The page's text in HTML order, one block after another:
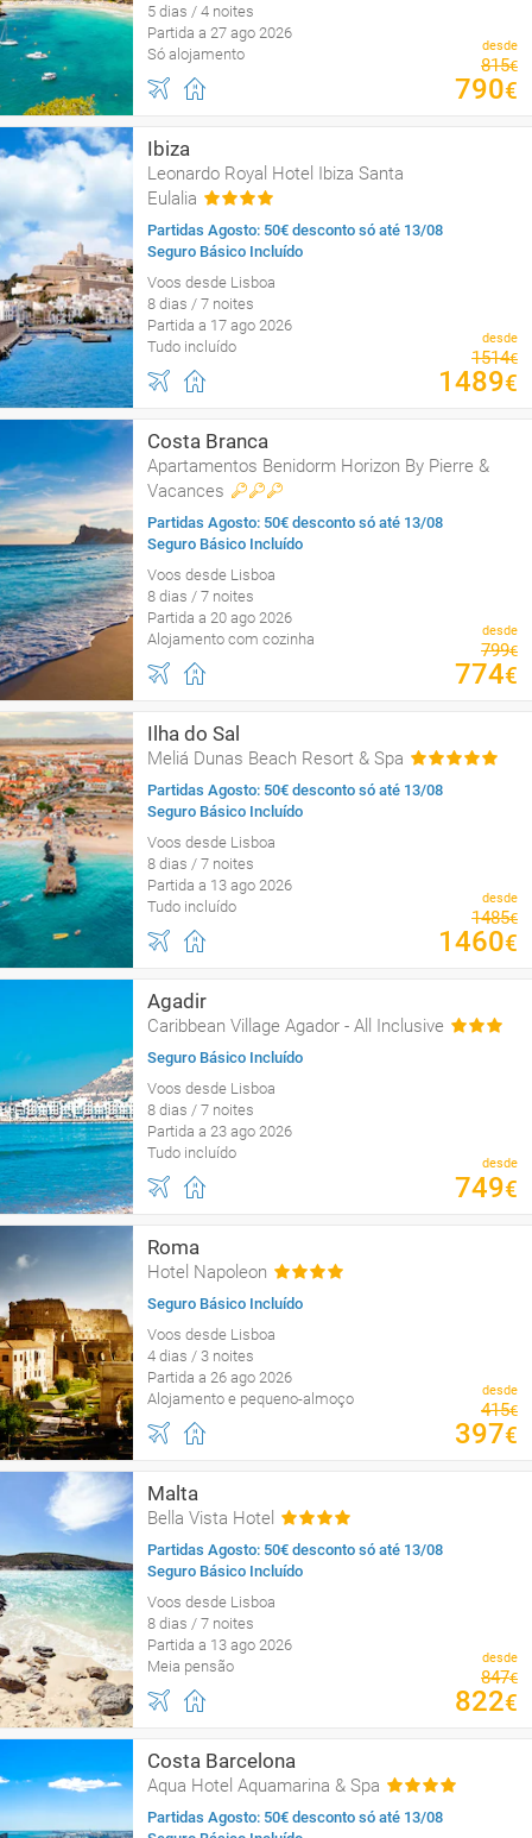
5 dias / 4 noites
Partida a 27 ago 2026
Só alojamento
desde
815€
790€
Ibiza
Leonardo Royal Hotel Ibiza Santa
Eulalia
Partidas Agosto: 50€ desconto só até 13/08
Seguro Básico Incluído
Voos desde Lisboa
8 dias / 7 noites
Partida a 17 ago 2026
Tudo incluído
desde
1514€
1489€
Costa Branca
Apartamentos Benidorm Horizon By Pierre &
Vacances
Partidas Agosto: 50€ desconto só até 13/08
Seguro Básico Incluído
Voos desde Lisboa
8 dias / 7 noites
Partida a 20 ago 2026
Alojamento com cozinha
desde
799€
774€
Ilha do Sal
Meliá Dunas Beach Resort & Spa
Partidas Agosto: 50€ desconto só até 13/08
Seguro Básico Incluído
Voos desde Lisboa
8 dias / 7 noites
Partida a 13 ago 2026
Tudo incluído
desde
1485€
1460€
Agadir
Caribbean Village Agador - All Inclusive
Seguro Básico Incluído
Voos desde Lisboa
8 dias / 7 noites
Partida a 23 ago 2026
Tudo incluído
desde
749€
Roma
Hotel Napoleon
Seguro Básico Incluído
Voos desde Lisboa
4 dias / 3 noites
Partida a 26 ago 2026
Alojamento e pequeno-almoço
desde
415€
397€
Malta
Bella Vista Hotel
Partidas Agosto: 50€ desconto só até 13/08
Seguro Básico Incluído
Voos desde Lisboa
8 dias / 7 noites
Partida a 13 ago 2026
Meia pensão
desde
847€
822€
Costa Barcelona
Aqua Hotel Aquamarina & Spa
Partidas Agosto: 50€ desconto só até 13/08